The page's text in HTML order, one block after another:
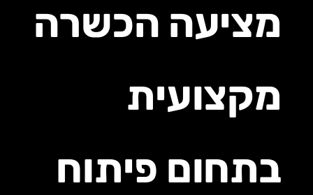
מציעה הכשרה
מקצועית
בתחום פיתוח